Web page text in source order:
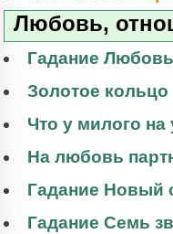
Любовь,
Гадание Любовь
Золотое кольцо
Что у милого на
На любовь
Гадание Новый
Гадание Семь